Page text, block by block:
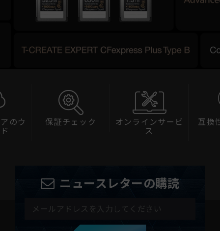
のウ
保証チェック
オンラインサービ
ス
互換
ニュースレターの購読